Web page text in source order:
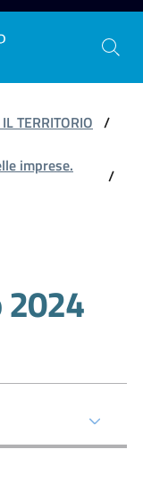
TERRITORIO /
imprese.
/
2024